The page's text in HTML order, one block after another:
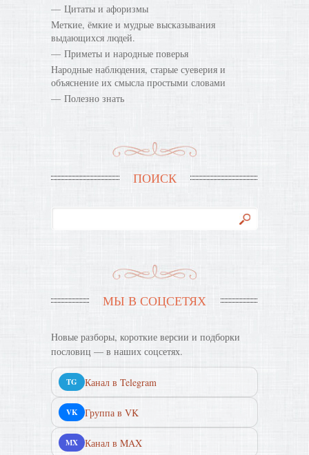
Цитаты и афоризмы
Меткие, ёмкие и мудрые высказывания
выдающихся людей.
Приметы и народные поверья
Народные наблюдения, старые суеверия и
объяснение их смысла простыми словами
Полезно знать
ПОИСК
МЫ В СОЦСЕТЯХ
Новые разборы, короткие версии и подборки
пословиц — в наших соцсетях.
TG Канал в Telegram
VK Группа в VK
MX Канал в MAX